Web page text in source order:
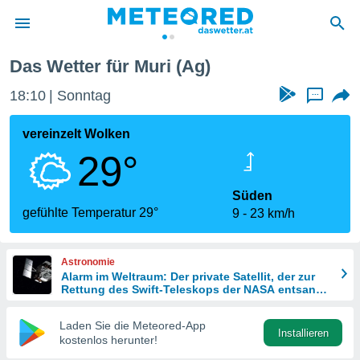
wurde
dass
sind.
diese
Das Wetter für Muri (Ag)
18:10 Sonntag ...
vereinzelt Wolken
29°
gefühlte Temperatur 29°
Süden
9
23 km/h
Astronomie
Alarm im Weltraum: Der private Satellit, der zur
Rettung des Swift-Teleskops der NASA entsandt
Laden Sie die Meteored-App
kostenlos herunter!
Installieren